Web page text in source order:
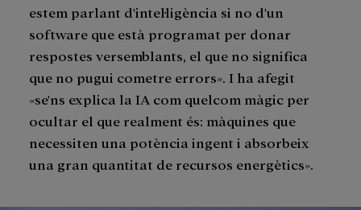
estem parlant d'intel·ligència si no d'un
software que està programat per donar
respostes versemblants, el que no significa
que no pugui cometre errors». I ha afegit
«se'ns explica la IA com quelcom màgic per
ocultar el que realment és: màquines que
necessiten una potència ingent i absorbeix
una gran quantitat de recursos energètics».